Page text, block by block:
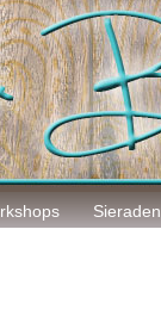
Sieraden